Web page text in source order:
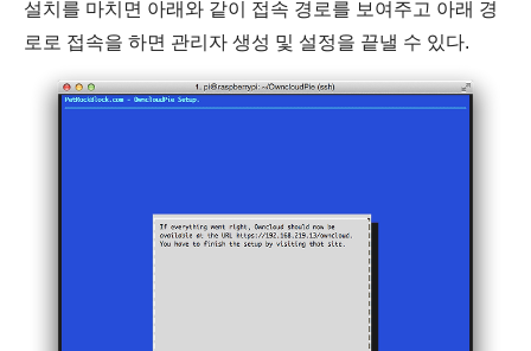
설치를 마치면 아래와 같이 접속 경로를 보여주고 아래 경
로로 접속을 하면 관리자 생성 및 설정을 끝낼 수 있다.